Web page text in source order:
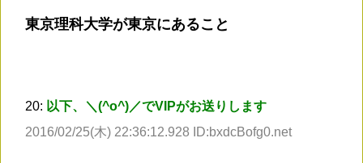
東京理科大学が東京にあること
20: 以下、＼(^o^)／でVIPがお送りします
2016/02/25(木) 22:36:12.928 ID:bxdcBofg0.net